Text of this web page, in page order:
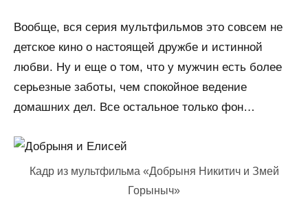
Вообще, вся серия мультфильмов это совсем не
детское кино о настоящей дружбе и истинной
любви. Ну и еще о том, что у мужчин есть более
серьезные заботы, чем спокойное ведение
домашних дел. Все остальное только фон…
Кадр из мультфильма «Добрыня Никитич и Змей
Горыныч»